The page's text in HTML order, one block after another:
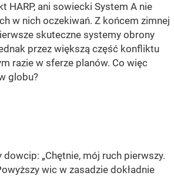
HARP, ani sowiecki System A nie
w nich oczekiwań. Z końcem zimnej
skuteczne systemy obrony
przez większą część konfliktu
razie w sferze planów. Co więc
globu?
„Chętnie, mój ruch pierwszy.
wic w zasadzie dokładnie